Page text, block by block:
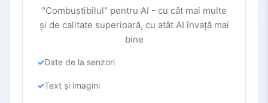
"Combustibilul" pentru AI - cu cât mai multe
și de calitate superioară, cu atât AI învață mai
bine
Date de la senzori
Text și imagini